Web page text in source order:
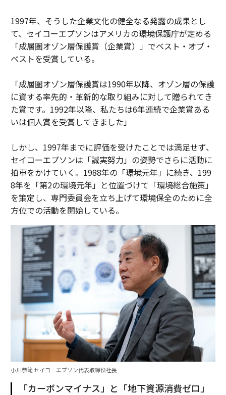
1997年、そうした企業文化の健全なる発露の成果とし
て、セイコーエプソンはアメリカの環境保護庁が定める
「成層圏オゾン層保護賞（企業賞）」でベスト・オブ・
ベストを受賞している。
「成層圏オゾン層保護賞は1990年以降、オゾン層の保護
に資する率先的・革新的な取り組みに対して贈られてき
た賞です。1992年以降、私たちは6年連続で企業賞ある
いは個人賞を受賞してきました」
しかし、1997年までに評価を受けたことでは満足せず、
セイコーエプソンは「誠実努力」の姿勢でさらに活動に
拍車をかけていく。1988年の「環境元年」に続き、199
8年を「第2の環境元年」と位置づけて「環境総合施策」
を策定し、専門委員会を立ち上げて環境保全のために全
方位での活動を開始している。
小川恭範 セイコーエプソン代表取締役社長
「カーボンマイナス」と「地下資源消費ゼロ」